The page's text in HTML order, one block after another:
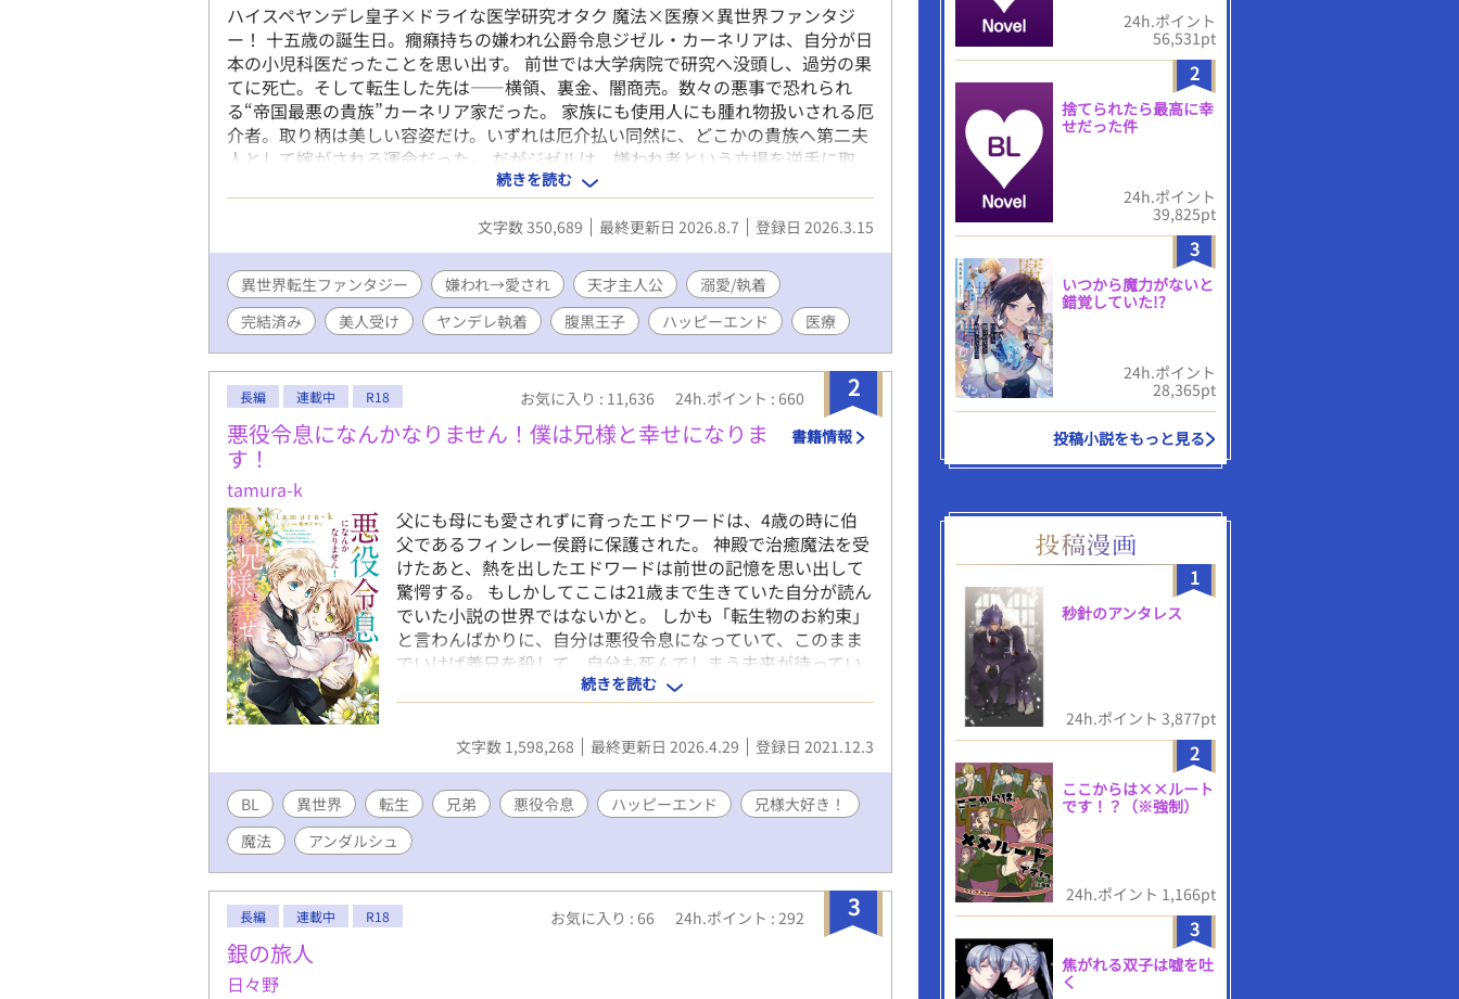
ハイスペヤンデレ皇子×ドライな医学研究オタク 魔法×医療×異世界ファンタジ
ー！ 十五歳の誕生日。癇癪持ちの嫌われ公爵令息ジゼル・カーネリアは、自分が日
本の小児科医だったことを思い出す。 前世では大学病院で研究へ没頭し、過労の果
てに死亡。そして転生した先は――横領、裏金、闇商売。数々の悪事で恐れられ
る“帝国最悪の貴族”カーネリア家だった。 家族にも使用人にも腫れ物扱いされる厄
介者。取り柄は美しい容姿だけ。いずれは厄介払い同然に、どこかの貴族へ第二夫
人として嫁がされる運命だった。 だがジゼルは、嫌われ者という立場を逆手に取
り、自室へ引きこもって治癒魔法研究を始める。その画期的な研究成果は、やがて
帝国中を巻き込み、多くの人々の運命を変えていく。 そしてなぜか、彼へ異常な執
着を向ける男たちまで現れ始めて……？ 「君が十八歳になったら、すぐに結婚しよ
う」 「お前は生涯、兄の隣で過ごしなさい」 「君が自由でいられるなら、僕はど
うなってもいい」 ジゼルを手に入れようと奔走する男達、教会の陰謀、謎の感染
症。前世の医学知識と治癒魔法を武器に、ジゼルは帝国の医療と己の運命を変えて
いく。 【第二部】 帝国の常識を覆す事件を解決し、第一皇子カイラスとの婚約も
決まったジゼル。カーネリア家の名誉も回復し、ようやく平穏な日々が訪れる――
はずだった。 「忙しい！ とにかく時間がない！！」 診療所、アカデミー、医療
改革、研究、そして皇太子妃教育。カイラスとの甘い婚約生活どころか、ゆっくり
会う時間すらない。側妃の座を狙う貴族たちの思惑や新聞社の誹謗中傷にも振り回
され、慌ただしい毎日を送っていた。 「すごーい、お仕事熱心なんですね。僕だっ
たらカイラス様より優先することなんてないけどな」 そんななか、「聖女の生まれ
変わり」を名乗る美しい少年ルカ・アステルが現れ、カイラスへ異常な執着を見せ
始める。 そして海の向こうでは、一つの事件が静かに動き始めていた。 「これで
お前は何者でもない。窮屈な立場など捨てて俺の番になれ」 医療、政治、恋愛、そ
して海を舞台にした新たな冒険。研究一筋の元小児科医は、大切な人を守るため、
再び帝国を揺るがす運命へ飛び込んでいく。
続きを読む
文字数 350,689 最終更新日 2026.8.7 登録日 2026.3.15
異世界転生ファンタジー 嫌われ→愛され 天才主人公
溺愛/執着
完結済み
美人受け ヤンデレ執着 腹黒王子 ハッピーエンド 医療
2
長編 連載中 R18 お気に入り : 11,636 24h.ポイント : 660
悪役令息になんかなりません！僕は兄様と幸せになりま
す！
tamura-k
書籍情報
父にも母にも愛されずに育ったエドワードは、4歳の時に伯
父であるフィンレー侯爵に保護された。 神殿で治癒魔法を受
けたあと、熱を出したエドワードは前世の記憶を思い出して
驚愕する。 もしかしてここは21歳まで生きていた自分が読ん
でいた小説の世界ではないかと。 しかも「転生物のお約束」
と言わんばかりに、自分は悪役令息になっていて、このまま
でいけば義兄を殺して、自分も死んでしまう未来が待ってい
る。 だがしかし！せっかく記憶があるんだから、そんな事は
絶対にしない！ だって僕は小説でも漫画でも、兄様が大好き
だったんだから！ あれ、でも待って、え？ちょっと？？？ 義
兄大好き弟と義弟大好き兄が、運命に立ち向かう。 R指定要
2025.8に５巻が発売。 2023.3に本編は完結しましたが、番外
編を続けていく予定です💕 続編『悪役令息にならなかったの
で、僕は兄様と幸せになりました！』も本編は完結しました
が、色々なカップリングの話を書いています。
続きを読む
文字数 1,598,268 最終更新日 2026.4.29 登録日 2021.12.3
BL 異世界 転生 兄弟 悪役令息 ハッピーエンド
兄様大好き！
魔法
アンダルシュ
3
長編 連載中 R18 お気に入り : 66 24h.ポイント : 292
銀の旅人
日々野
24h.ポイント
56,531pt
2
捨てられたら最高に幸
せだった件
24h.ポイント
39,825pt
3
いつから魔力がないと
錯覚していた!?
24h.ポイント
28,365pt
投稿小説をもっと見る
1
秒針のアンタレス
24h.ポイント 3,877pt
2
ここからは××ルート
です！？（※強制）
24h.ポイント 1,166pt
3
焦がれる双子は嘘を吐
く